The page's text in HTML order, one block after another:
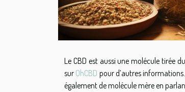
Le CBD est aussi une molécule tirée
sur OhCBD pour d’autres
également de molécule mère en